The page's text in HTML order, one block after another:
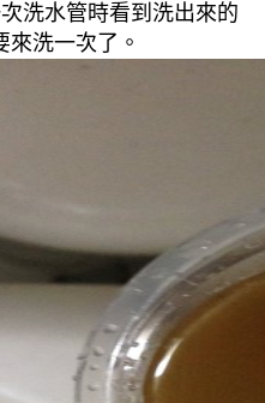
洗水管時看到洗出來的
洗一次了。